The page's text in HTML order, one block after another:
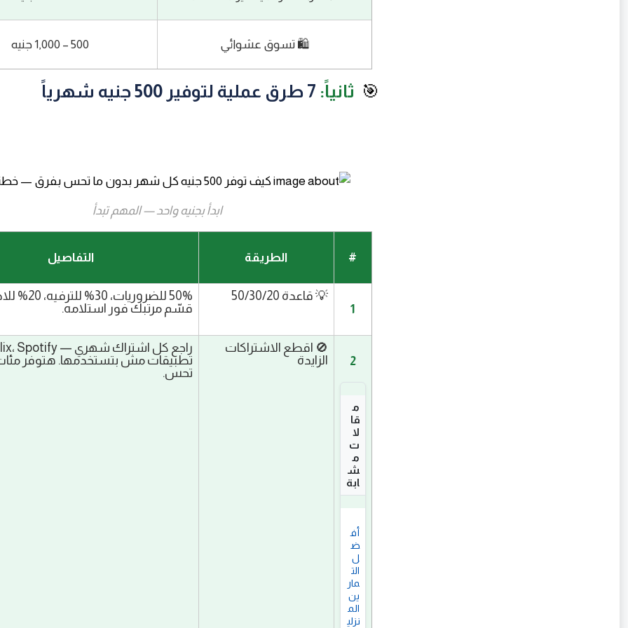
🛍️ تسوق عشوائي 500 – 1,000 جنيه
🎯 ثانياً: 7 طرق عملية لتوفير 500 جنيه شهرياً
ابدأ بجنيه واحد — المهم تبدأ
# الطريقة التفاصيل
1
💡 قاعدة 50/30/20
قسّم مرتبك فور استلامه.
2
م
قا
لا
م
ش
ابة
أف
ض
الت
مار
الم
نزلي
الزايدة
تحس.